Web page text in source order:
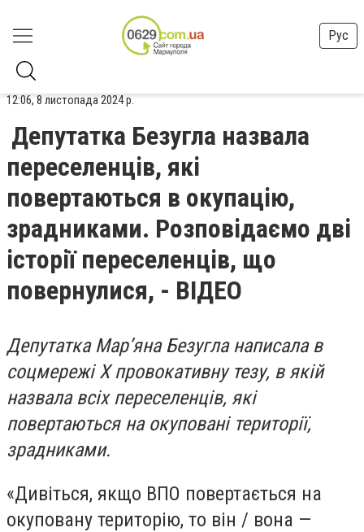
Рус
12:06, 8 листопада 2024 р.
Депутатка Безугла назвала
переселенців, які
повертаються в окупацію,
зрадниками. Розповідаємо дві
історії переселенців, що
повернулися, - ВІДЕО
Депутатка Мар’яна Безугла написала в
соцмережі Х провокативну тезу, в якій
назвала всіх переселенців, які
повертаються на окуповані території,
зрадниками.
«Дивіться, якщо ВПО повертається на
окуповану територію, то він / вона —